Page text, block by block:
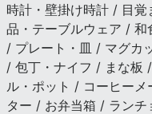
時計・壁掛け時計 / 目
品・テーブルウェア /
/ プレート・皿 / マグカ
/ 包丁・ナイフ / まな板
ル・ポット / コーヒー
ター / お弁当箱 / ラン